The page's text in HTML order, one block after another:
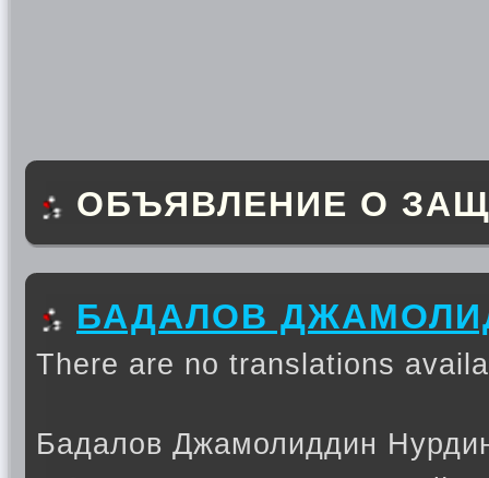
ОБЪЯВЛЕНИЕ О
БАДАЛОВ
There are no translations
Бадалов Джамолиддин